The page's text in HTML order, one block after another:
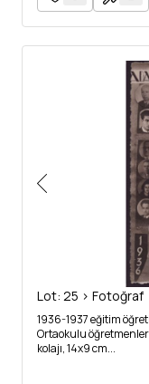
Lot: 25 > Fotoğraf
1936-1937 eğitim
Ortaokulu
kolajı, 14x9 cm...